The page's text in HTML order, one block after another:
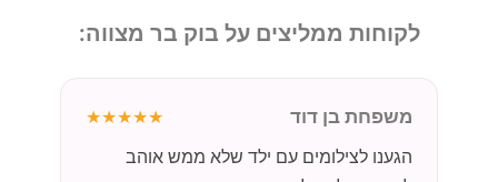
לקוחות ממליצים על בוק בר מצווה:
משפחת בן דוד
★★★★★
הגענו לצילומים עם ילד שלא ממש אוהב